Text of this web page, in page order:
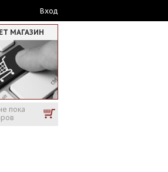
Вход
МАГАЗИН
пока